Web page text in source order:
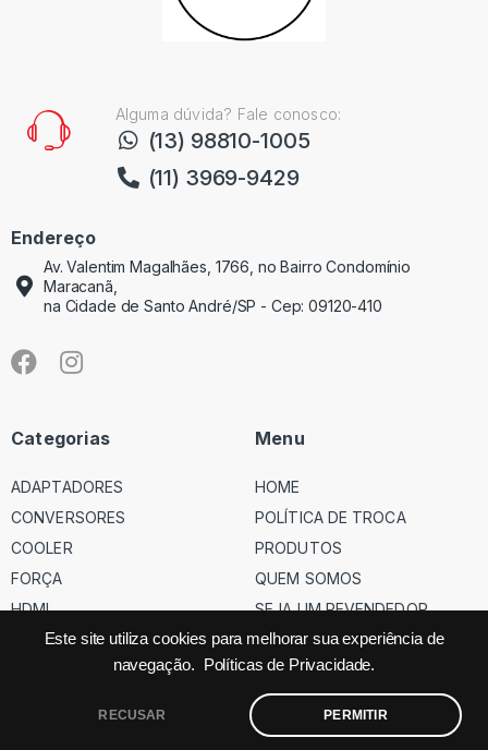
Este site utiliza cookies para melhorar sua experiência de
navegação.
Políticas de Privacidade.
RECUSAR PERMITIR
Alguma dúvida? Fale conosco:
(13) 98810-1005
(11) 3969-9429
Endereço
Av. Valentim Magalhães, 1766, no Bairro Condomínio
Maracanã,
na Cidade de Santo André/SP - Cep: 09120-410
Categorias
ADAPTADORES
CONVERSORES
COOLER
FORÇA
HDMI
Menu
HOME
POLÍTICA DE TROCA
PRODUTOS
QUEM SOMOS
SEJA UM REVENDEDOR